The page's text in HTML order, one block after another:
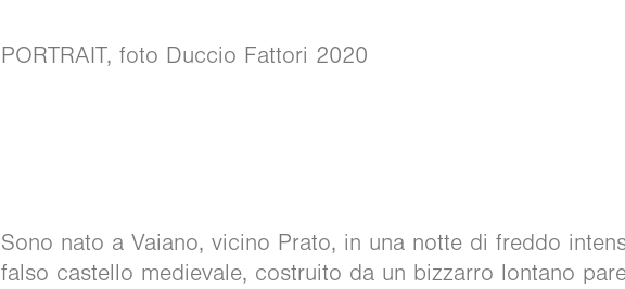
PORTRAIT, foto Duccio Fattori 2020
Sono nato a Vaiano, vicino Prato, in una notte di freddo
falso castello medievale, costruito da un bizzarro lontano